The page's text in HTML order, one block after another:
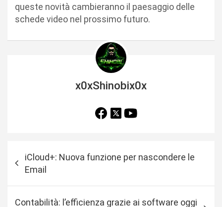
queste novità cambieranno il paesaggio delle
schede video nel prossimo futuro.
x0xShinobix0x
iCloud+: Nuova funzione per nascondere le
Email
Contabilità: l’efficienza grazie ai software oggi